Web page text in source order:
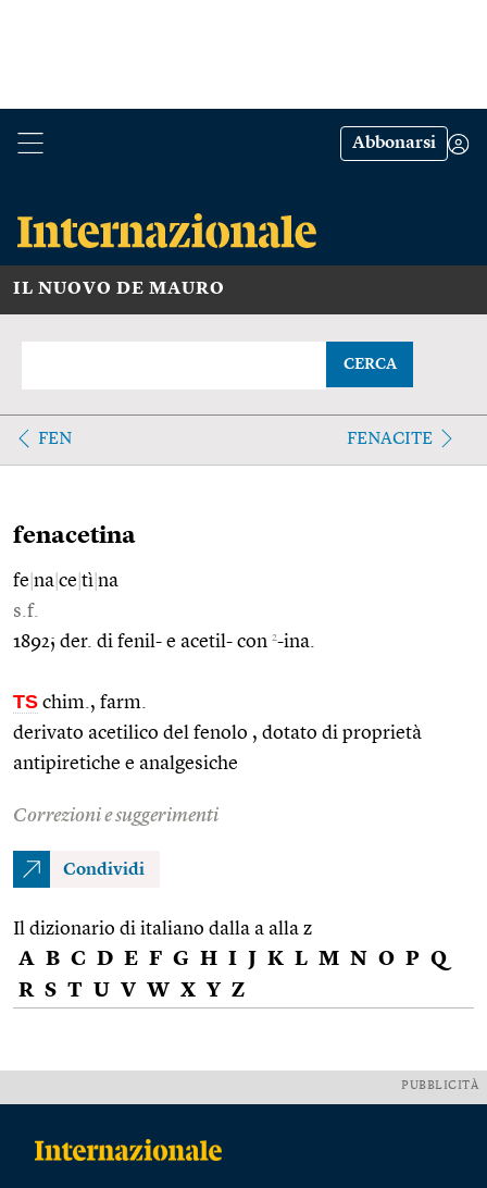
Abbonarsi
IL NUOVO DE MAURO
CERCA
FEN FENACITE
fenacetina
fe na ce tì na
s.f.
1892; der. di fenil- e acetil- con 2-ina.
TS chim., farm.
derivato acetilico del fenolo , dotato di proprietà
antipiretiche e analgesiche
Correzioni e suggerimenti
Condividi
Il dizionario di italiano dalla a alla z
A B C D E F G H I J K L M N O P Q
R S T U V W X Y Z
PUBBLICITÀ